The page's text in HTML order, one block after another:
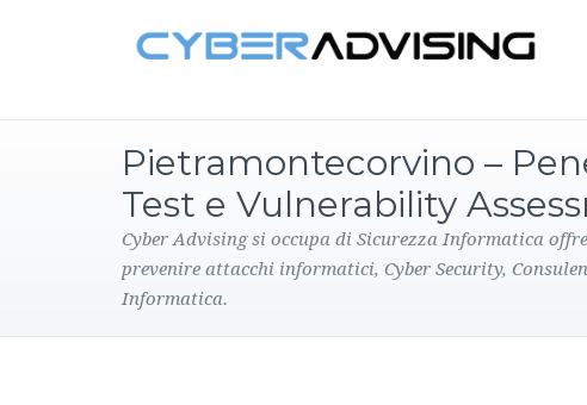
Pietramontecorvino –
Test e Vulnerability
Cyber Advising si occupa di Sicurezza Informatica
prevenire attacchi informatici, Cyber Security,
Informatica.